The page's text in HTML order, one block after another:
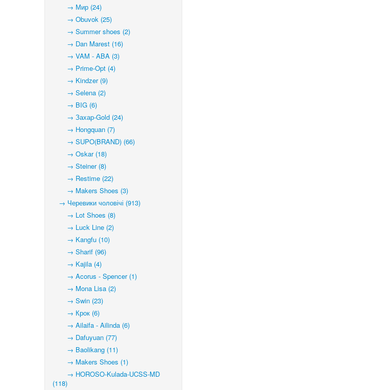
→ Мир (24)
→ Obuvok (25)
→ Summer shoes (2)
→ Dan Marest (16)
→ VAM - ABA (3)
→ Prime-Opt (4)
→ Kindzer (9)
→ Selena (2)
→ BIG (6)
→ Захар-Gold (24)
→ Hongquan (7)
→ SUPO(BRAND) (66)
→ Oskar (18)
→ Steiner (8)
→ Restime (22)
→ Makers Shoes (3)
→ Черевики чоловічі (913)
→ Lot Shoes (8)
→ Luck Line (2)
→ Kangfu (10)
→ Sharif (96)
→ Kajila (4)
→ Acorus - Spencer (1)
→ Mona Lisa (2)
→ Swin (23)
→ Крок (6)
→ Ailaifa - Ailinda (6)
→ Dafuyuan (77)
→ Baolikang (11)
→ Makers Shoes (1)
→ HOROSO-Kulada-UCSS-MD
(118)